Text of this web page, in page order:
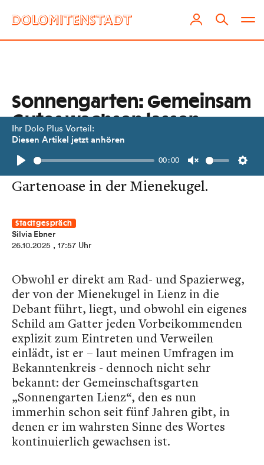
Ihr Dolo Plus Vorteil:
Diesen Artikel jetzt anhören
Play
00:00
Unmute
Sonnengarten: Gemeinsam
Gutes wachsen lassen
Ein Stadtteil-Gespräch mit der
bunten Nutzerschar einer kleinen
Gartenoase in der Mienekugel.
Stadtgespräch
Silvia Ebner
26.10.2025 , 17:57 Uhr
Obwohl er direkt am Rad- und Spazierweg,
der von der Mienekugel in Lienz in die
Debant führt, liegt, und obwohl ein eigenes
Schild am Gatter jeden Vorbeikommenden
explizit zum Eintreten und Verweilen
einlädt, ist er – laut meinen Umfragen im
Bekanntenkreis - dennoch nicht sehr
bekannt: der Gemeinschaftsgarten
„Sonnengarten Lienz“, den es nun
immerhin schon seit fünf Jahren gibt, in
denen er im wahrsten Sinne des Wortes
kontinuierlich gewachsen ist.